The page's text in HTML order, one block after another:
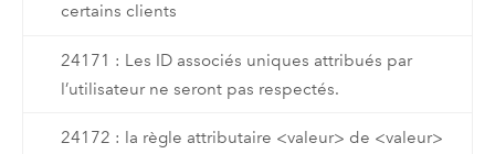
certains clients
24171 : Les ID associés uniques attribués par
l’utilisateur ne seront pas respectés.
24172 : la règle attributaire <valeur> de <valeur>